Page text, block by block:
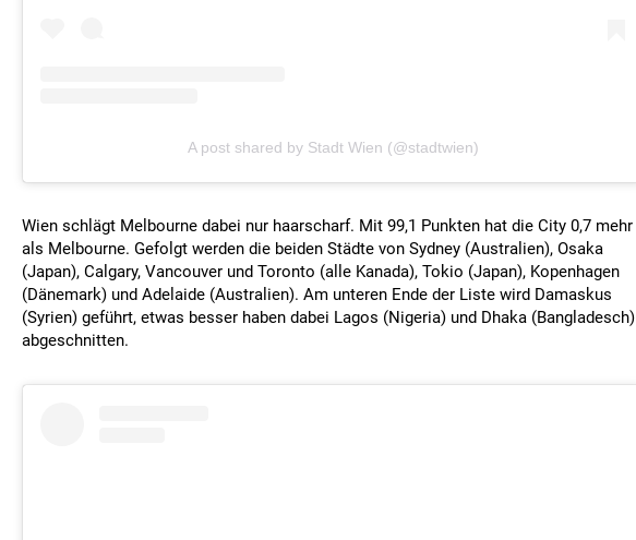
A post shared by Stadt Wien (@stadtwien)
Wien schlägt Melbourne dabei nur haarscharf. Mit 99,1 Punkten hat die City 0,7 mehr
als Melbourne. Gefolgt werden die beiden Städte von Sydney (Australien), Osaka
(Japan), Calgary, Vancouver und Toronto (alle Kanada), Tokio (Japan), Kopenhagen
(Dänemark) und Adelaide (Australien). Am unteren Ende der Liste wird Damaskus
(Syrien) geführt, etwas besser haben dabei Lagos (Nigeria) und Dhaka (Bangladesch)
abgeschnitten.